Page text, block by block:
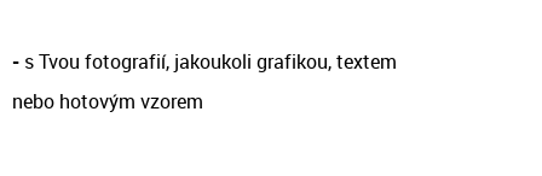
- s Tvou fotografií, jakoukoli grafikou, textem
nebo hotovým vzorem